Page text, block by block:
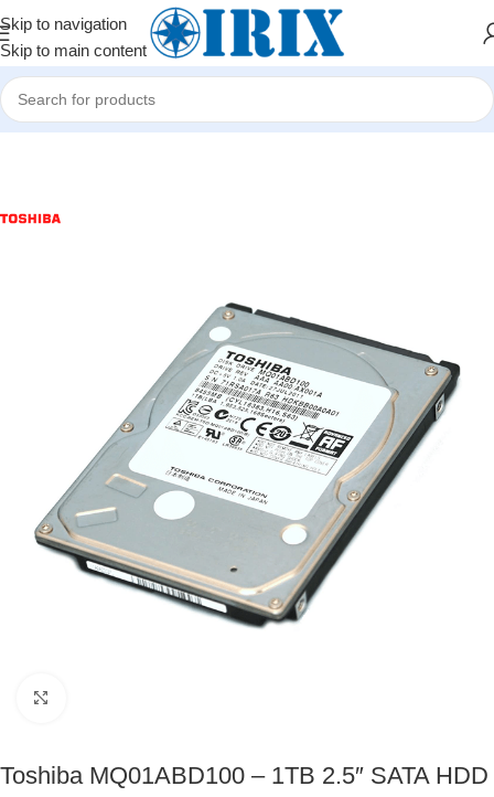
Skip to navigation
Skip to main content
Home/Shop/Kompüter hissələri
Toshiba MQ01ABD100 – 1TB 2.5″ SATA HDD